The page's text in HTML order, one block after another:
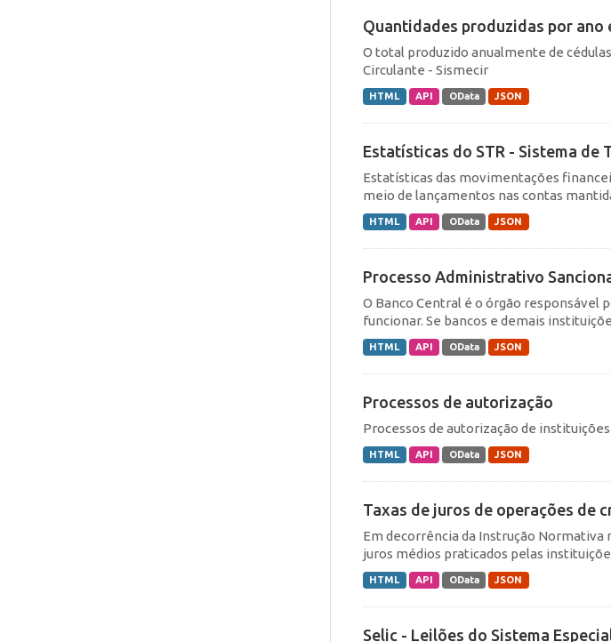
Quantidades produzidas por ano
O total produzido anualmente de
Circulante - Sismecir
HTML API OData JSON
Estatísticas do STR - Sistema de
Estatísticas das movimentações
meio de lançamentos nas contas
HTML API OData JSON
Processo Administrativo
O Banco Central é o órgão responsável
funcionar. Se bancos e demais
HTML API OData JSON
Processos de autorização
Processos de autorização de
HTML API OData JSON
Taxas de juros de operações de
Em decorrência da Instrução Normativa
juros médios praticados pelas
HTML API OData JSON
Selic - Leilões do Sistema